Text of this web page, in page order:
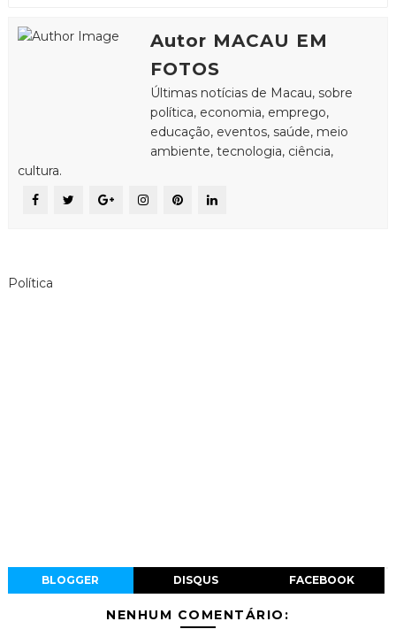
Autor MACAU EM
FOTOS
Últimas notícias de Macau, sobre
política, economia, emprego,
educação, eventos, saúde, meio
ambiente, tecnologia, ciência,
cultura.
Política
BLOGGER DISQUS FACEBOOK
NENHUM COMENTÁRIO: